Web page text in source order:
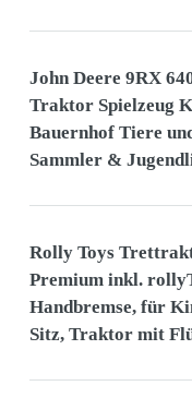
John Deere 9RX
Traktor Spielzeug
Bauernhof Tiere
Sammler &
Rolly Toys
Premium inkl.
Handbremse, für
Sitz, Traktor mit